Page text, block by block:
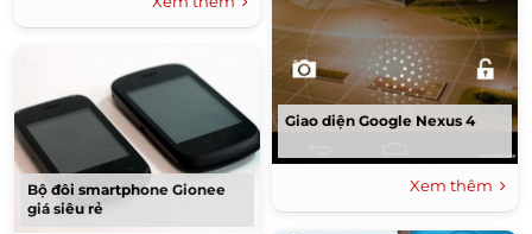
Bộ đôi smartphone Gionee
giá siêu rẻ
Giao diện Google Nexus 4
Xem thêm